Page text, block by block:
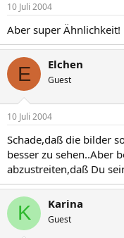
10 Juli 2004
Aber super Ähnlichkeit!
E Elchen
Guest
10 Juli 2004
Schade,daß die bilder
besser zu sehen..Aber
abzustreiten,daß Du
K Karina
Guest